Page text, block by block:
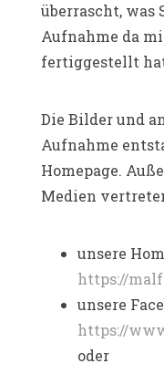
überrascht, was
Aufnahme da
fertiggestellt
Die Bilder und
Aufnahme
Homepage.
Medien
unsere
https://
unsere
https://
oder